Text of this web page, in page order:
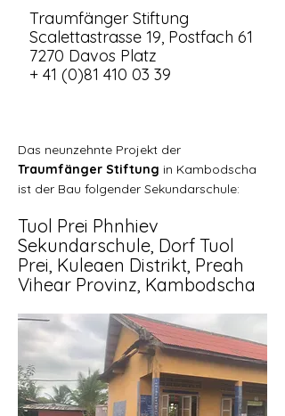
Traumfänger Stiftung
Scalettastrasse 19, Postfach 61
7270 Davos Platz
+ 41 (0)81 410 03 39
Das neunzehnte Projekt der
Traumfänger Stiftung in Kambodscha
ist der Bau folgender Sekundarschule:
Tuol Prei Phnhiev
Sekundarschule, Dorf Tuol
Prei, Kuleaen Distrikt, Preah
Vihear Provinz, Kambodscha